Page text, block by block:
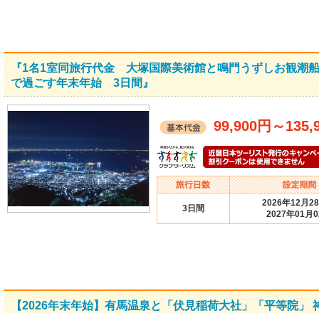
『1名1室同旅行代金 大塚国際美術館と鳴門うずしお観潮
で過ごす年末年始 3日間』
99,900円 ～
3日間
2026年12月
2027年01月
【2026年末年始】有馬温泉と「伏見稲荷大社」「平等院」